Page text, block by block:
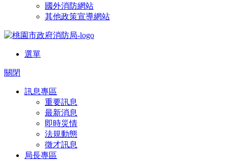
國外消防網站
其他政策宣導網站
選單
關閉
訊息專區
重要訊息
最新消息
即時災情
法規動態
徵才訊息
局長專區